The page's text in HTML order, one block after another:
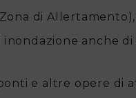
di
anche
e altre opere di